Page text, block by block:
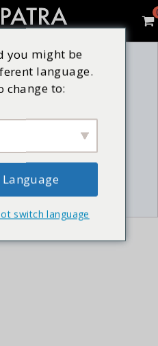
you might be
language.
change to:
Language
switch language